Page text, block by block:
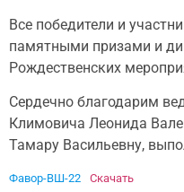
Все победители и
памятными призами и
Рождественских
Сердечно благодарим
Климовича Леонида
Тамару Васильевну,
Фавор-ВШ-22 Скачать